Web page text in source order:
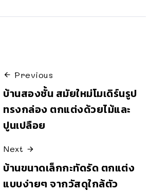
Previous
บ้านสองชั้น สมัยใหม่โมเดิร์นรูป
ทรงกล่อง ตกแต่งด้วยไม้และ
ปูนเปลือย
Next
บ้านขนาดเล็กกะทัดรัด ตกแต่ง
แบบง่ายๆ จากวัสดุใกล้ตัว